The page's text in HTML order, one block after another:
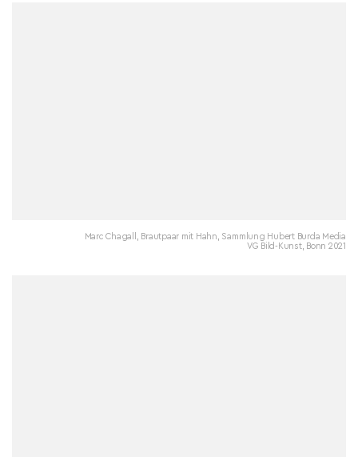
Marc Chagall, Brautpaar mit Hahn, Sammlung Hubert Burda Media
VG Bild-Kunst, Bonn 2021